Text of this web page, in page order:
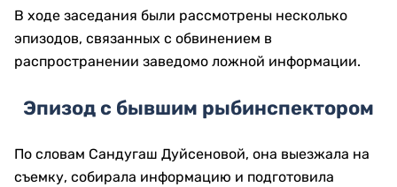
В ходе заседания были рассмотрены несколько
эпизодов, связанных с обвинением в
распространении заведомо ложной информации.
Эпизод с бывшим рыбинспектором
По словам Сандугаш Дуйсеновой, она выезжала на
съемку, собирала информацию и подготовила